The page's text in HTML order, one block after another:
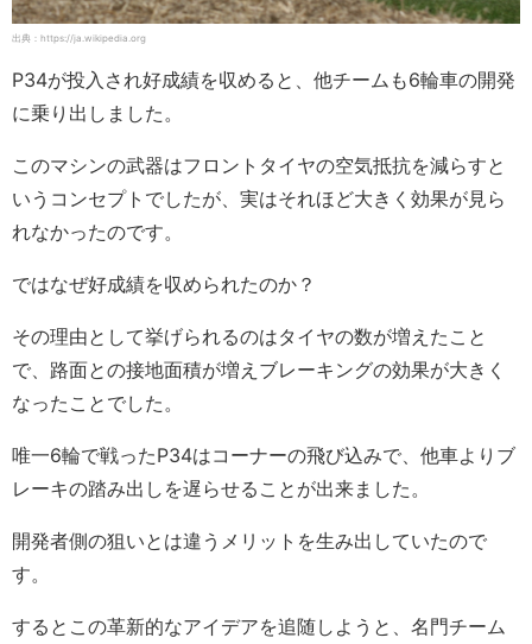
出典：https://ja.wikipedia.org
P34が投入され好成績を収めると、他チームも6輪車の開発
に乗り出しました。
このマシンの武器はフロントタイヤの空気抵抗を減らすと
いうコンセプトでしたが、実はそれほど大きく効果が見ら
れなかったのです。
ではなぜ好成績を収められたのか？
その理由として挙げられるのはタイヤの数が増えたこと
で、路面との接地面積が増えブレーキングの効果が大きく
なったことでした。
唯一6輪で戦ったP34はコーナーの飛び込みで、他車よりブ
レーキの踏み出しを遅らせることが出来ました。
開発者側の狙いとは違うメリットを生み出していたので
す。
するとこの革新的なアイデアを追随しようと、名門チーム